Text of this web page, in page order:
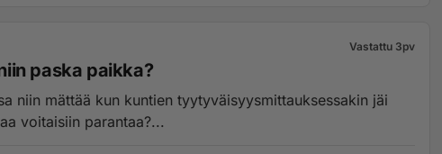
Vastattu 3pv
paska paikka?
niin mättää kun kuntien tyytyväisyysmittauksessakin jäi
voitaisiin parantaa?...